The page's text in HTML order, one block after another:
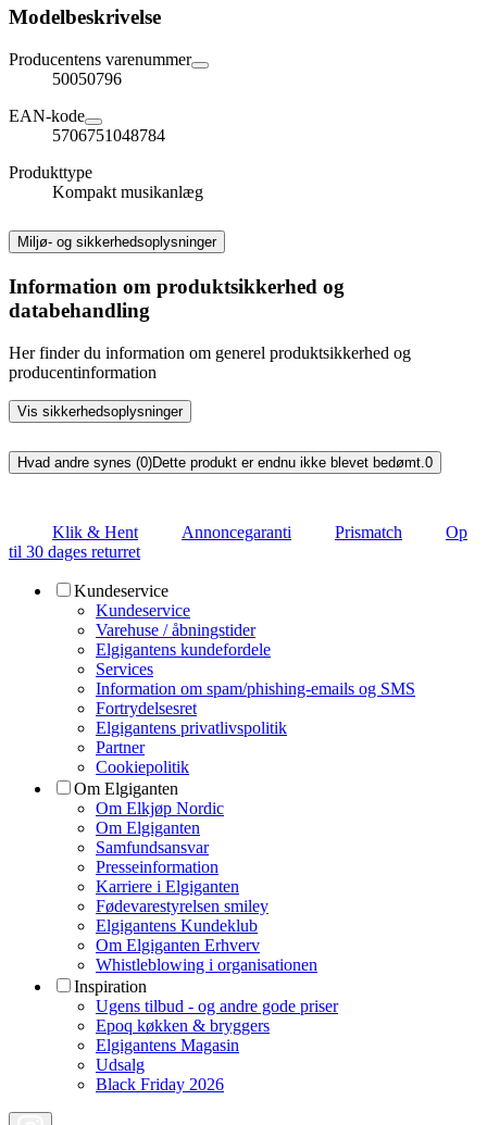
Modelbeskrivelse
Producentens varenummer
50050796
EAN-kode
5706751048784
Produkttype
Kompakt musikanlæg
Miljø- og sikkerhedsoplysninger
Information om produktsikkerhed og
databehandling
Her finder du information om generel produktsikkerhed og
producentinformation
Vis sikkerhedsoplysninger
Hvad andre synes (0)Dette produkt er endnu ikke blevet bedømt. 0
Klik & Hent Annoncegaranti Prismatch
Op
til 30 dages returret
Kundeservice
Kundeservice
Varehuse / åbningstider
Elgigantens kundefordele
Services
Information om spam/phishing-emails og SMS
Fortrydelsesret
Elgigantens privatlivspolitik
Partner
Cookiepolitik
Om Elgiganten
Om Elkjøp Nordic
Om Elgiganten
Samfundsansvar
Presseinformation
Karriere i Elgiganten
Fødevarestyrelsen smiley
Elgigantens Kundeklub
Om Elgiganten Erhverv
Whistleblowing i organisationen
Inspiration
Ugens tilbud - og andre gode priser
Epoq køkken & bryggers
Elgigantens Magasin
Udsalg
Black Friday 2026